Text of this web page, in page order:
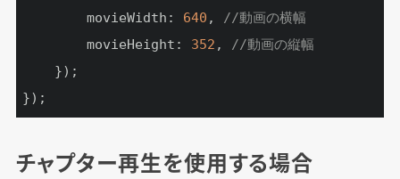
		movieWidth:
640 , //動画の横幅
		movieHeight:
352 , //動画の縦幅
});
チャプター再生を使用する場合